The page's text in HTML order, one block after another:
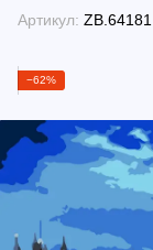
Артикул: ZB.64181
−62%